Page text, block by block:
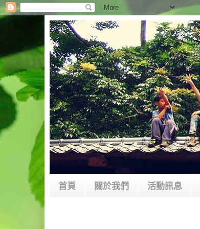
首頁 關於我們 活動訊息